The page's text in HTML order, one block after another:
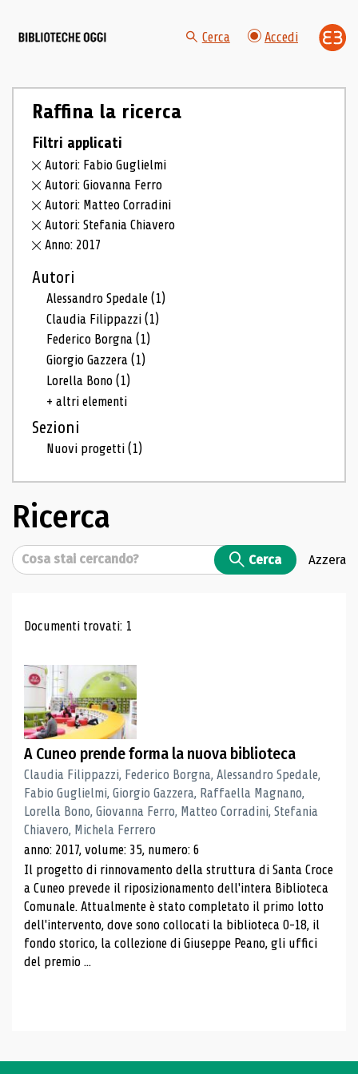
Cerca Accedi
Raffina la ricerca
Filtri applicati
Autori: Fabio Guglielmi
Autori: Giovanna Ferro
Autori: Matteo Corradini
Autori: Stefania Chiavero
Anno: 2017
Autori
Alessandro Spedale(1)
Claudia Filippazzi(1)
Federico Borgna(1)
Giorgio Gazzera(1)
Lorella Bono(1)
+ altri elementi
Sezioni
Nuovi progetti(1)
Ricerca
Cerca Cerca Azzera
Risultati di ricerca
Documenti trovati: 1
A Cuneo prende forma la nuova biblioteca
Claudia Filippazzi, Federico Borgna, Alessandro Spedale,
Fabio Guglielmi, Giorgio Gazzera, Raffaella Magnano,
Lorella Bono, Giovanna Ferro, Matteo Corradini, Stefania
Chiavero, Michela Ferrero
anno: 2017, volume: 35, numero: 6
Il progetto di rinnovamento della struttura di Santa Croce
a Cuneo prevede il riposizionamento dell'intera Biblioteca
Comunale. Attualmente è stato completato il primo lotto
dell'intervento, dove sono collocati la biblioteca 0-18, il
fondo storico, la collezione di Giuseppe Peano, gli uffici
del premio ...